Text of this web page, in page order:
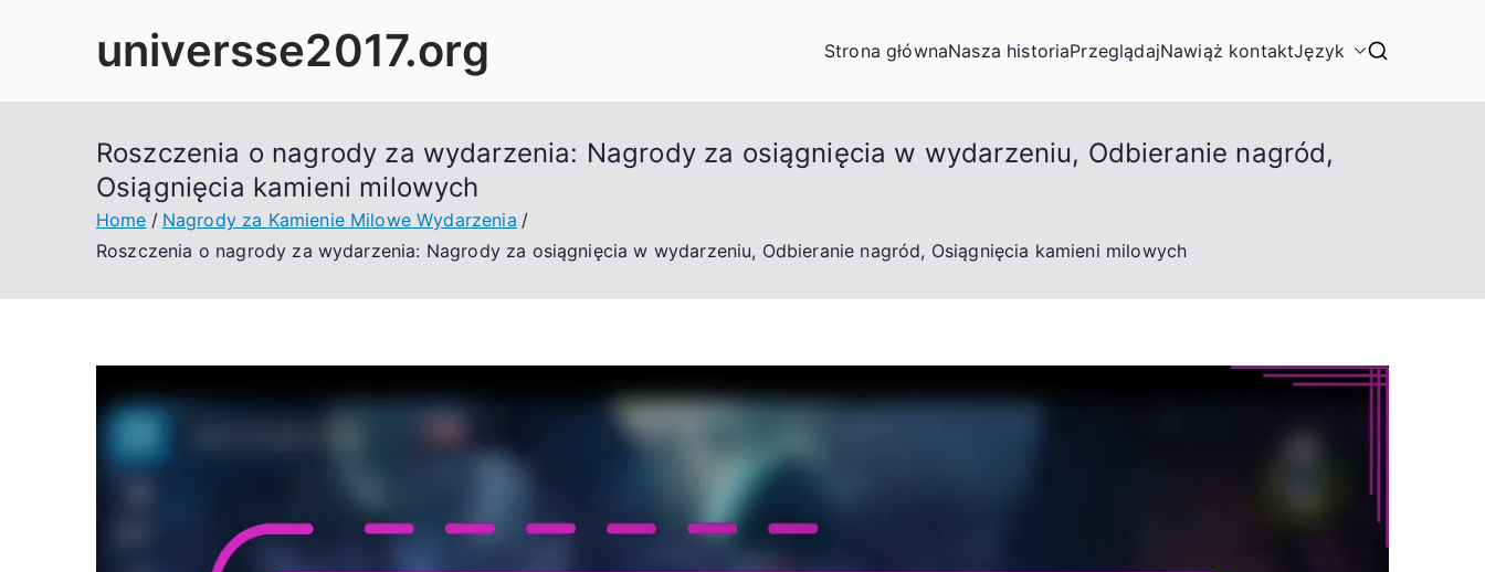
universse2017.org Strona głównaNasza historiaPrzeglądajNawiąż kontaktJęzyk
Roszczenia o nagrody za wydarzenia: Nagrody za osiągnięcia w wydarzeniu, Odbieranie nagród,
Osiągnięcia kamieni milowych
Home
Nagrody za Kamienie Milowe Wydarzenia
Roszczenia o nagrody za wydarzenia: Nagrody za osiągnięcia w wydarzeniu, Odbieranie nagród, Osiągnięcia kamieni milowych